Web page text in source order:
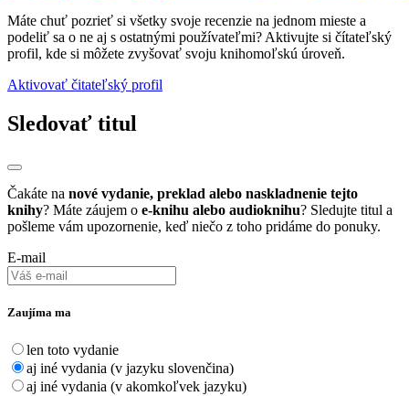
Máte chuť pozrieť si všetky svoje recenzie na jednom mieste a
podeliť sa o ne aj s ostatnými používateľmi? Aktivujte si čítateľský
profil, kde si môžete zvyšovať svoju knihomoľskú úroveň.
Aktivovať čitateľský profil
Sledovať titul
Čakáte na nové vydanie, preklad alebo naskladnenie tejto
knihy? Máte záujem o e-knihu alebo audioknihu? Sledujte titul a
pošleme vám upozornenie, keď niečo z toho pridáme do ponuky.
E-mail
Zaujíma ma
len toto vydanie
aj iné vydania (v jazyku slovenčina)
aj iné vydania (v akomkoľvek jazyku)